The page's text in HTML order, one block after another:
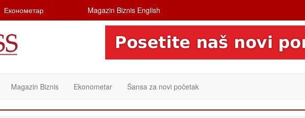
Економетар Magazin Biznis English
Magazin Biznis Ekonometar Šansa za novi početak